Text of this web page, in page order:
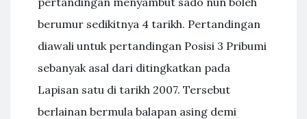
berumur sedikitnya 4 tarikh. Pertandingan
diawali untuk pertandingan Posisi 3 Pribumi
sebanyak asal dari ditingkatkan pada
Lapisan satu di tarikh 2007. Tersebut
berlainan bermula balapan asing demi